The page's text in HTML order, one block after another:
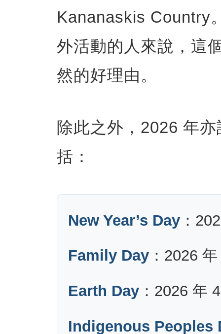
Kananaskis Country
外活動的人來說，這
然的好理由。
除此之外，2026 年
括：
New Year’s Day ：
Family Day ：2026
Earth Day ：2026 年
Indigenous Peoples